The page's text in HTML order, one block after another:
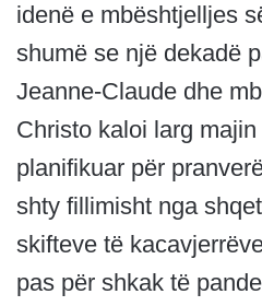
idenë e mbështjelljes
shumë se një dekadë
Jeanne-Claude dhe
Christo kaloi larg
planifikuar për
shty fillimisht nga
skifteve të
pas për shkak të